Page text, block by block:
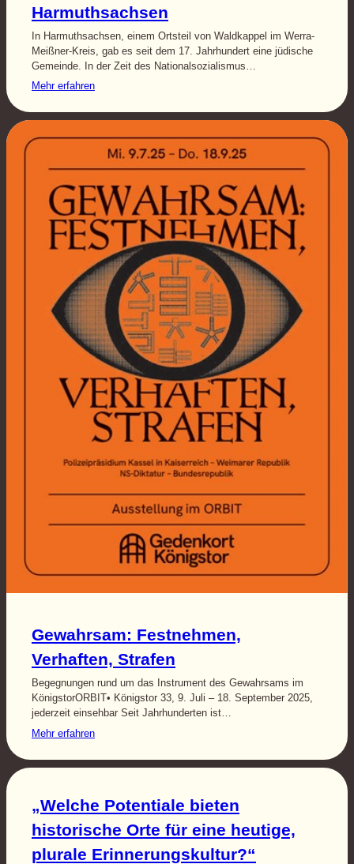
Harmuthsachsen
In Harmuthsachsen, einem Ortsteil von Waldkappel im Werra-
Meißner-Kreis, gab es seit dem 17. Jahrhundert eine jüdische
Gemeinde. In der Zeit des Nationalsozialismus…
Mehr erfahren
Gewahrsam: Festnehmen,
Verhaften, Strafen
Begegnungen rund um das Instrument des Gewahrsams im
KönigstorORBIT• Königstor 33, 9. Juli – 18. September 2025,
jederzeit einsehbar Seit Jahrhunderten ist…
Mehr erfahren
„Welche Potentiale bieten
historische Orte für eine heutige,
plurale Erinnerungskultur?“